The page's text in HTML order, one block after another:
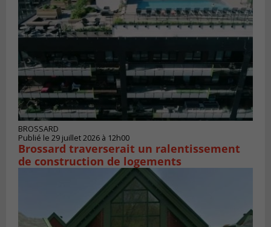
BROSSARD
Publié le 29 juillet 2026 à 12h00
Brossard traverserait un ralentissement
de construction de logements